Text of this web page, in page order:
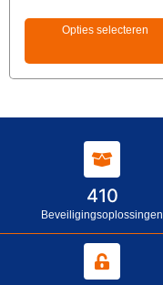
Opties selecteren
410
Beveiligingsoplossingen